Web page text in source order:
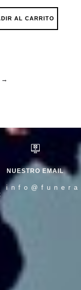
AL CARRITO
→
NUESTRO EMAIL